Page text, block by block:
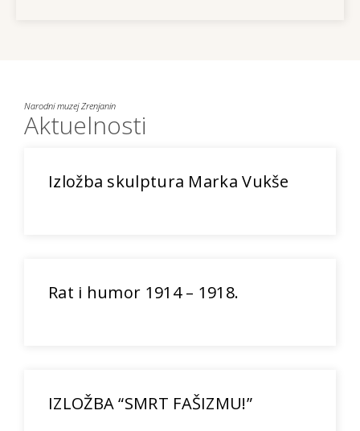
Narodni muzej Zrenjanin
Aktuelnosti
Izložba skulptura Marka Vukše
Rat i humor 1914 – 1918.
IZLOŽBA “SMRT FAŠIZMU!”